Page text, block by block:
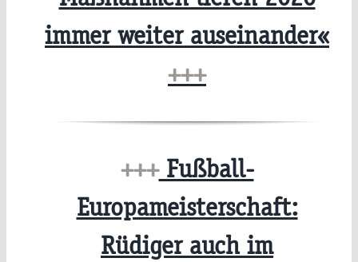
immer weiter auseinander«
+++
+++Fußball-
Europameisterschaft:
Rüdiger auch im